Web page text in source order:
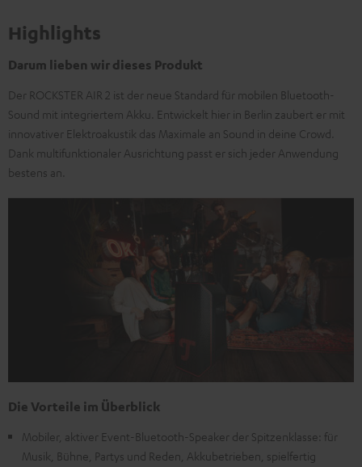
Highlights
Darum lieben wir dieses Produkt
Der ROCKSTER AIR 2 ist der neue Standard für mobilen Bluetooth-
Sound mit integriertem Akku. Entwickelt hier in Berlin zaubert er mit
innovativer Elektroakustik das Maximale an Sound in deine Crowd.
Dank multifunktionaler Ausrichtung passt er sich jeder Anwendung
bestens an.
Die Vorteile im Überblick
Mobiler, aktiver Event-Bluetooth-Speaker der Spitzenklasse: für
Musik, Bühne, Partys und Reden, Akkubetrieben, spielfertig